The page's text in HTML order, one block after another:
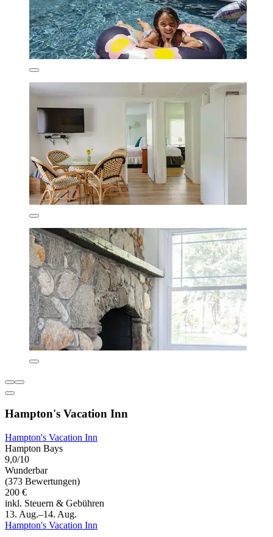
Hampton's Vacation Inn
Hampton's Vacation Inn
Hampton Bays
9,0/10
Wunderbar
(373 Bewertungen)
200 €
inkl. Steuern & Gebühren
13. Aug.–14. Aug.
Hampton's Vacation Inn